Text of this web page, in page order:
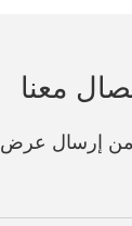
معنا
من إرسال